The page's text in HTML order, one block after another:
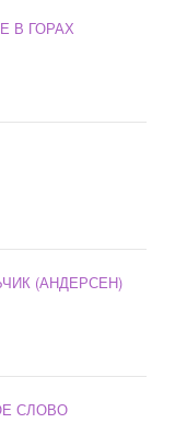
В ГОРАХ
(АНДЕРСЕН)
СЛОВО